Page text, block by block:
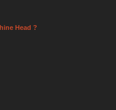
Head ?